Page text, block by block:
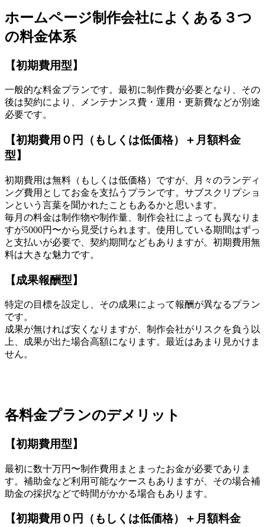
ホームページ制作会社によくある３つ
の料金体系
【初期費用型】
一般的な料金プランです。最初に制作費が必要となり、その
後は契約により、メンテナンス費・運用・更新費などが別途
必要です。
【初期費用０円（もしくは低価格）＋月額料金
型】
初期費用は無料（もしくは低価格）ですが、月々のランディ
ング費用としてお金を支払うプランです。サブスクリプショ
ンという言葉を聞かれたこともあるかと思います。
毎月の料金は制作物や制作量、制作会社によっても異なりま
すが5000円〜から見受けられます。使用している期間はずっ
と支払いが必要で、契約期間などもありますが。初期費用無
料は大きな魅力です。
【成果報酬型】
特定の目標を設定し、その成果によって報酬が異なるプラン
です。
成果が無ければ安くなりますが、制作会社がリスクを負う以
上、成果が出た場合高額になります。最近はあまり見かけま
せん。
各料金プランのデメリット
【初期費用型】
最初に数十万円〜制作費用まとまったお金が必要でありま
す。補助金など利用可能なケースもありますが、その場合補
助金の採択などで時間がかかる場合もあります。
【初期費用０円（もしくは低価格）＋月額料金